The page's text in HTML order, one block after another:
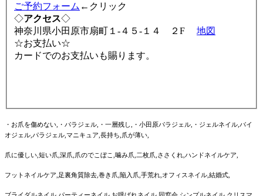
ご予約フォーム ←クリック
◇アクセス◇
神奈川県小田原市扇町１-４５-１４ ２F 地図
☆お支払い☆
カードでのお支払いも賜ります。
・お爪を傷めない,・パラジェル,・一層残し,・小田原パラジェル,・ジェルネイル,バイ
オジェル,パラジェル,マニキュア,長持ち,爪が薄い,
爪に優しい,短い爪,深爪,爪のでこぼこ,噛み爪,二枚爪,ささくれ,ハンドネイルケア,
フットネイルケア,足裏角質除去,巻き爪,陥入爪,手荒れ,オフィスネイル,結婚式,